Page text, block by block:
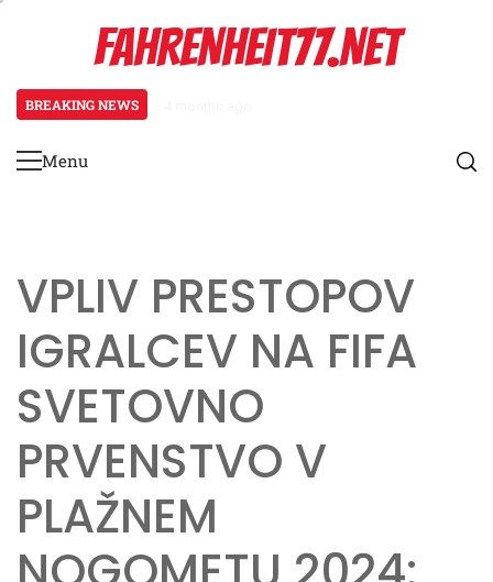
FAHRENHEIT77.NET
BREAKING NEWS
Primary
Menu
VPLIV PRESTOPOV
IGRALCEV NA FIFA
SVETOVNO
PRVENSTVO V
PLAŽNEM